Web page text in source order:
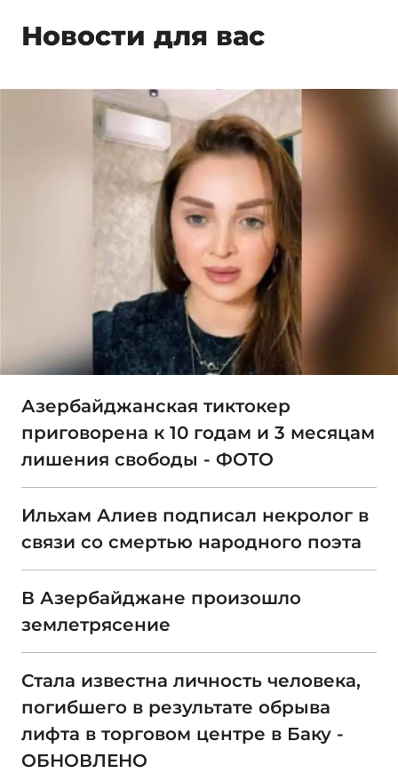
Новости для вас
Азербайджанская тиктокер
приговорена к 10 годам и 3 месяцам
лишения свободы - ФОТО
Ильхам Алиев подписал некролог в
связи со смертью народного поэта
В Азербайджане произошло
землетрясение
Стала известна личность человека,
погибшего в результате обрыва
лифта в торговом центре в Баку -
ОБНОВЛЕНО